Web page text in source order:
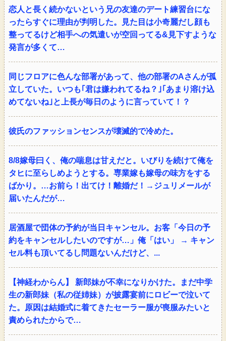
恋人と長く続かないという兄の友達のデート練習台にな
ったらすぐに理由が判明した。見た目は小奇麗だし顔も
整ってるけど相手への気遣いが空回ってる&見下すような
発言が多くて…
同じフロアに色んな部署があって、他の部署のAさんが孤
立していた。いつも｢君は嫌われてるね？｣｢あまり溶け込
めてないね｣と上長が毎日のように言っていて！？
彼氏のファッションセンスが壊滅的で冷めた。
8/8嫁母曰く、俺の喘息は甘えだと。いびりを続けて俺を
タヒに至らしめようとする。専業嫁も嫁母の味方をする
ばかり。…お前ら！出てけ！離婚だ！→ジュリメールが
届いたんだが…
居酒屋で団体の予約が当日キャンセル。お客「今日の予
約をキャンセルしたいのですが…」俺「はい」 → キャン
セル料も頂いてるし問題ないんだけど、...
【神経わからん】 新郎妹が不幸になりかけた。まだ中学
生の新郎妹（私の従姉妹）が披露宴前にロビーで泣いて
た。原因は結婚式に着てきたセーラー服が喪服みたいと
責められたからで…